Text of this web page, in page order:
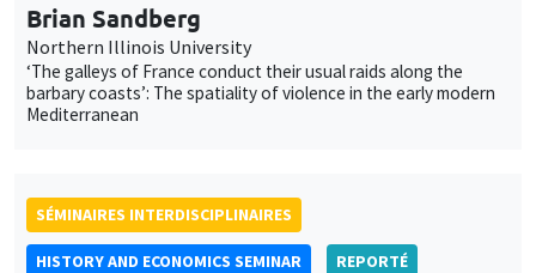
Brian Sandberg
Northern Illinois University
‘The galleys of France conduct their usual raids along the
barbary coasts’: The spatiality of violence in the early modern
Mediterranean
SÉMINAIRES INTERDISCIPLINAIRES
HISTORY AND ECONOMICS SEMINAR
REPORTÉ